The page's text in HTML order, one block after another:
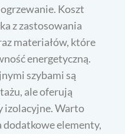
Koszt
z zastosowania
materiałów, które
energetyczną.
szybami są
ale oferują
izolacyjne. Warto
dodatkowe elementy,